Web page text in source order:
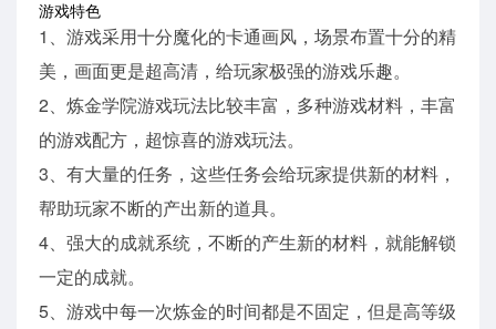
游戏特色
1、游戏采用十分魔化的卡通画风，场景布置十分的精
美，画面更是超高清，给玩家极强的游戏乐趣。
2、炼金学院游戏玩法比较丰富，多种游戏材料，丰富
的游戏配方，超惊喜的游戏玩法。
3、有大量的任务，这些任务会给玩家提供新的材料，
帮助玩家不断的产出新的道具。
4、强大的成就系统，不断的产生新的材料，就能解锁
一定的成就。
5、游戏中每一次炼金的时间都是不固定，但是高等级